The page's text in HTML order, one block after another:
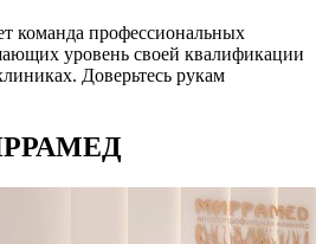
команда профессиональных
уровень своей квалификации
Доверьтесь рукам